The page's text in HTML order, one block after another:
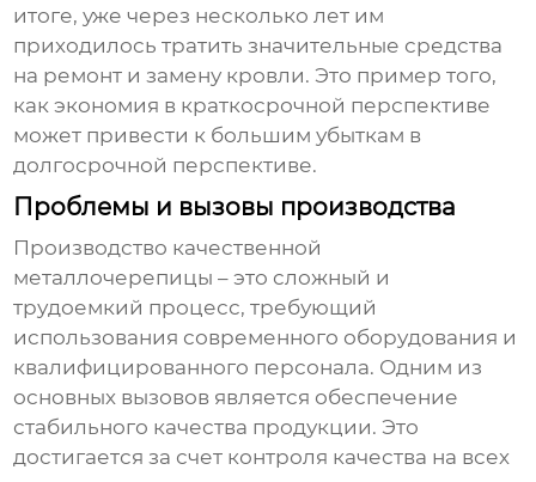
итоге, уже через несколько лет им
приходилось тратить значительные средства
на ремонт и замену кровли. Это пример того,
как экономия в краткосрочной перспективе
может привести к большим убыткам в
долгосрочной перспективе.
Проблемы и вызовы производства
Производство качественной
металлочерепицы – это сложный и
трудоемкий процесс, требующий
использования современного оборудования и
квалифицированного персонала. Одним из
основных вызовов является обеспечение
стабильного качества продукции. Это
достигается за счет контроля качества на всех